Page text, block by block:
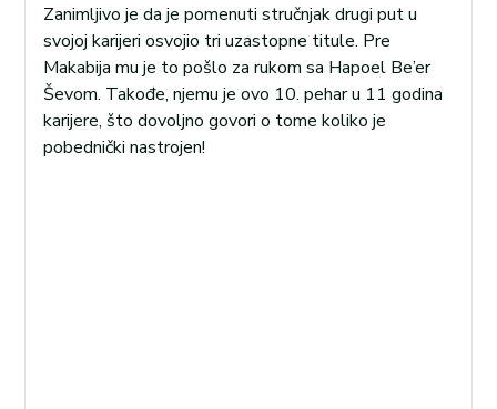
Zanimljivo je da je pomenuti stručnjak drugi put u
svojoj karijeri osvojio tri uzastopne titule. Pre
Makabija mu je to pošlo za rukom sa Hapoel Be’er
Ševom. Takođe, njemu je ovo 10. pehar u 11 godina
karijere, što dovoljno govori o tome koliko je
pobednički nastrojen!